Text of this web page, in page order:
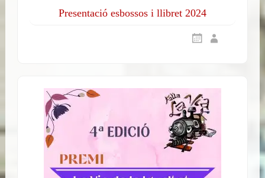
Presentació esbossos i llibret 2024